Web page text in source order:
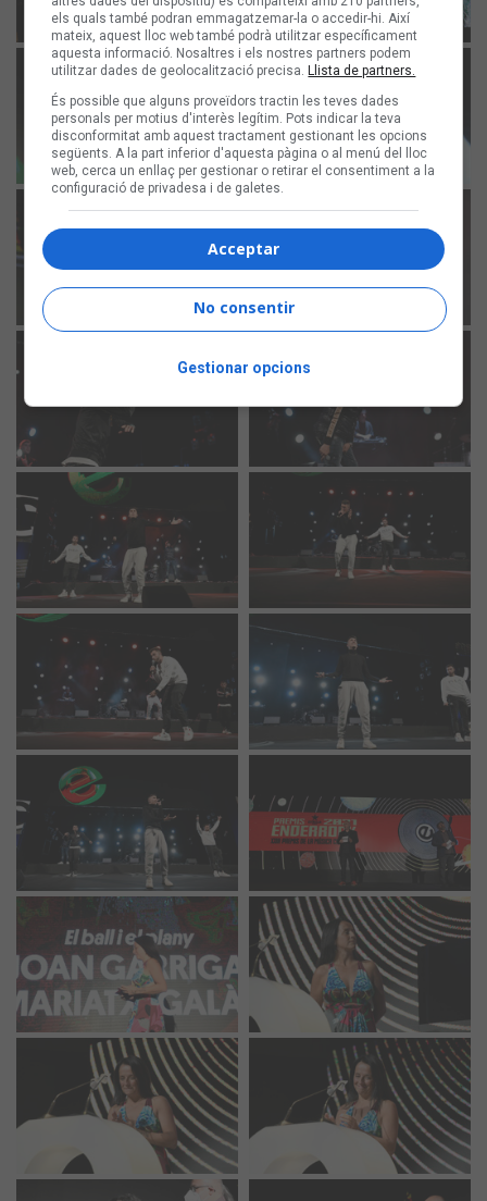
els quals també podran emmagatzemar-la o accedir-hi. Així
mateix, aquest lloc web també podrà utilitzar específicament
aquesta informació. Nosaltres i els nostres partners podem
utilitzar dades de geolocalització precisa. Llista de partners.
És possible que alguns proveïdors tractin les teves dades
personals per motius d'interès legítim. Pots indicar la teva
disconformitat amb aquest tractament gestionant les opcions
següents. A la part inferior d'aquesta pàgina o al menú del lloc
web, cerca un enllaç per gestionar o retirar el consentiment a la
configuració de privadesa i de galetes.
Acceptar
No consentir
Gestionar opcions